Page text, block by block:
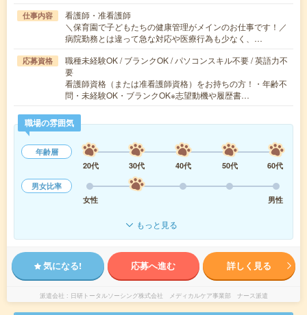
仕事内容
看護師・准看護師
＼保育園で子どもたちの健康管理がメインのお仕事です！／
病院勤務とは違って急な対応や医療行為も少なく、…
応募資格
職種未経験OK / ブランクOK / パソコンスキル不要 / 英語力不
要
看護師資格（または准看護師資格）をお持ちの方！・年齢不
問・未経験OK・ブランクOK※志望動機や履歴書…
職場の雰囲気
年齢層
20代
30代 40代 50代
60代
男女比率
女性
男性
もっと見る
気になる! 応募へ進む 詳しく見る
派遣会社 日研トータルソーシング株式会社 メディカルケア事業部 ナース派遣